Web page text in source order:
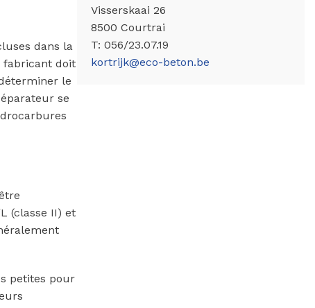
dans la
fabricant doit
le
se
(classe II) et
petites pour
Visserskaai 26
8500 Courtrai
T: 056/23.07.19
kortrijk@eco-beton.be